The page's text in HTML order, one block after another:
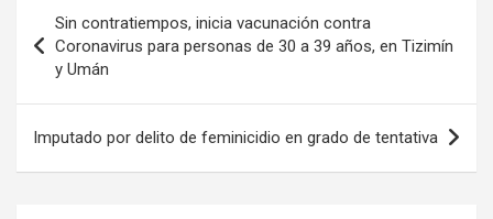
de
entradas
Sin contratiempos, inicia vacunación contra
Coronavirus para personas de 30 a 39 años, en Tizimín
y Umán
Imputado por delito de feminicidio en grado de tentativa